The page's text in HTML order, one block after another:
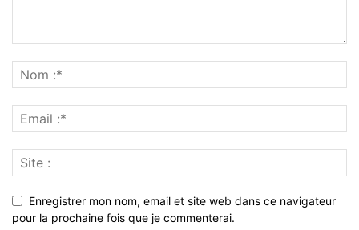
Enregistrer mon nom, email et site web dans ce navigateur
pour la prochaine fois que je commenterai.